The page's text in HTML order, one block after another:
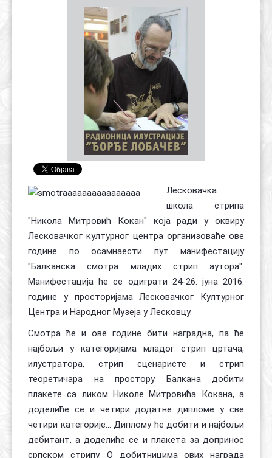
Лесковачка
школа стрипа
"Никола Митровић Кокан" која ради у оквиру
Лесковачког културног центра организоваће ове
године по осамнаести пут манифестацију
"Балканска смотра младих стрип аутора".
Манифестација ће се одиграти 24-26. јуна 2016.
године у просторијама Лесковачког Културног
Центра и Народног Музеја у Лесковцу.
Смотра ће и ове године бити наградна, па ће
најбољи у категоријама младог стрип цртача,
илустратора, стрип сценаристе и стрип
теоретичара на простору Балкана добити
плакете са ликом Николе Митровића Кокана, а
доделиће се и четири додатне дипломе у све
четири категорије... Диплому ће добити и најбољи
дебитант, а доделиће се и плакета за допринос
српском стрипу. О добитницима ових награда